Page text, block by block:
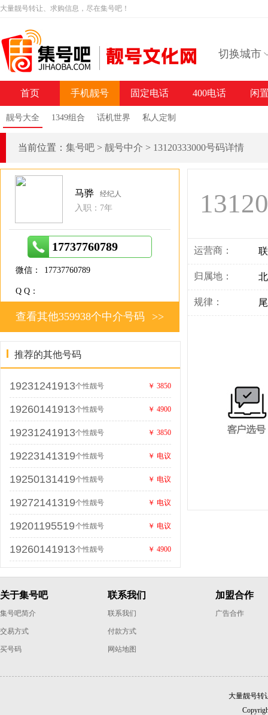
大量靓号转让、求购信息，尽在集号吧！
切换城市
首页 手机靓号
靓号大全 1349组合 话机世界 私人定制
固定电话 400电话 闲
当前位置： 集号吧 > 靓号中介 > 13120333000号码详情
运营商：
归属地：
规律：
马骅 经纪人
入职：7年
17737760789
微信： 17737760789
Q Q：
>>
查看其他359938个中介号码
推荐的其他号码
19231241913个性靓号 ￥ 3850
19260141913个性靓号 ￥ 4900
19231241913个性靓号 ￥ 3850
19223141319个性靓号 ￥ 电议
19250131419个性靓号 ￥ 电议
19272141319个性靓号 ￥ 电议
19201195519个性靓号 ￥ 电议
19260141913个性靓号 ￥ 4900
关于集号吧
集号吧简介
交易方式
买号码
联系我们
联系我们
付款方式
网站地图
加盟合作
广告合作
大量靓号转